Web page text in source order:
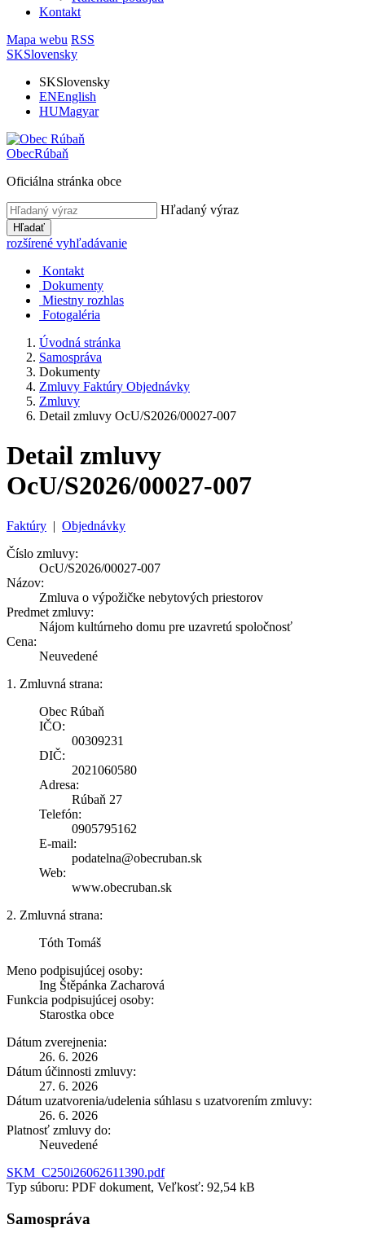
Kontakt
Mapa webu RSS
SKSlovensky
SKSlovensky
ENEnglish
HUMagyar
ObecRúbaň
Oficiálna stránka obce
Hľadaný výraz
Hľadať
rozšírené vyhľadávanie
Kontakt
Dokumenty
Miestny rozhlas
Fotogaléria
Úvodná stránka
Samospráva
Dokumenty
Zmluvy Faktúry Objednávky
Zmluvy
Detail zmluvy OcU/S2026/00027-007
Detail zmluvy
OcU/S2026/00027-007
Faktúry | Objednávky
Číslo zmluvy:
OcU/S2026/00027-007
Názov:
Zmluva o výpožičke nebytových priestorov
Predmet zmluvy:
Nájom kultúrneho domu pre uzavretú spoločnosť
Cena:
Neuvedené
1. Zmluvná strana:
Obec Rúbaň
IČO:
00309231
DIČ:
2021060580
Adresa:
Rúbaň 27
Telefón:
0905795162
E-mail:
podatelna@obecruban.sk
Web:
www.obecruban.sk
2. Zmluvná strana:
Tóth Tomáš
Meno podpisujúcej osoby:
Ing Štěpánka Zacharová
Funkcia podpisujúcej osoby:
Starostka obce
Dátum zverejnenia:
26. 6. 2026
Dátum účinnosti zmluvy:
27. 6. 2026
Dátum uzatvorenia/udelenia súhlasu s uzatvorením zmluvy:
26. 6. 2026
Platnosť zmluvy do:
Neuvedené
SKM_C250i26062611390.pdf
Typ súboru: PDF dokument, Veľkosť: 92,54 kB
Samospráva